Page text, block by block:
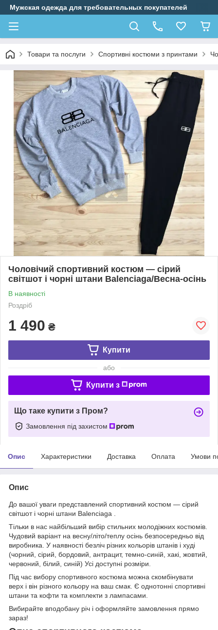
Мужская одежда для требовательных покупателей
Товари та послуги Спортивні костюми з принтами
Чоловічий спортивний костюм — сірий
світшот і чорні штани Balenciaga/Весна-осінь
В наявності
Роздріб
1 490 ₴
Купити
або
Купити з
Що таке купити з Пром?
Замовлення під захистом
Опис Характеристики Доставка Оплата Умови
Опис
До вашої уваги представлений спортивний костюм — сірий
світшот і чорні штани Balenciaga .
Тільки в нас найбільший вибір стильних молодіжних костюмів.
Чудовий варіант на весну/літо/теплу осінь безпосередньо від
виробника. У наявності безліч різних кольорів штанів і худі
(чорний, сірий, бордовий, антрацит, темно-синій, хакі, жовтий,
червоний, білий, синій) Усі доступні розміри.
Під час вибору спортивного костюма можна скомбінувати
верх і він різного кольору на ваш смак. Є однотонні спортивні
штани та кофти та комплекти з лампасами.
Вибирайте вподобану річ і оформляйте замовлення прямо
зараз!